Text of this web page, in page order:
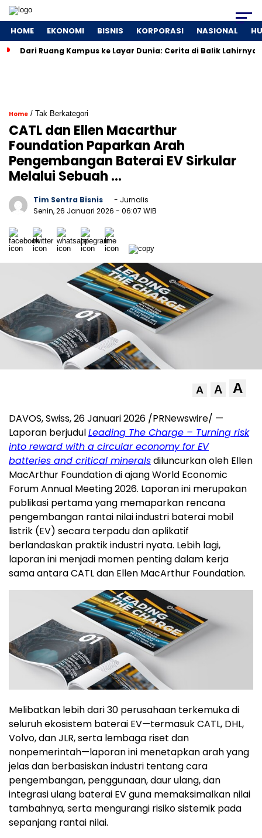
HOME EKONOMI BISNIS KORPORASI NASIONAL
Dari Ruang Kampus ke Layar Dunia: Cerita di Balik Lahirnya
Home / Tak Berkategori
CATL dan Ellen Macarthur
Foundation Paparkan Arah
Pengembangan Baterai EV Sirkular
Melalui Sebuah …
Tim Sentra Bisnis
- Jurnalis
Senin, 26 Januari 2026 - 06:07 WIB
A A A
DAVOS, Swiss, 26 Januari 2026 /PRNewswire/ —
Laporan berjudulLeading The Charge – Turning risk
into reward with a circular economy for EV
batteries and critical mineralsdiluncurkan oleh Ellen
MacArthur Foundation di ajang World Economic
Forum Annual Meeting 2026. Laporan ini merupakan
publikasi pertama yang memaparkan rencana
pengembangan rantai nilai industri baterai mobil
listrik (EV) secara terpadu dan aplikatif
berlandaskan praktik industri nyata. Lebih lagi,
laporan ini menjadi momen penting dalam kerja
sama antara CATL dan Ellen MacArthur Foundation.
Melibatkan lebih dari 30 perusahaan terkemuka di
seluruh ekosistem baterai EV—termasuk CATL, DHL,
Volvo, dan JLR, serta lembaga riset dan
nonpemerintah—laporan ini menetapkan arah yang
jelas dan berbasiskan industri tentang cara
pengembangan, penggunaan, daur ulang, dan
integrasi ulang baterai EV guna memaksimalkan nilai
tambahnya, serta mengurangi risiko sistemik pada
sepanjang rantai nilai.